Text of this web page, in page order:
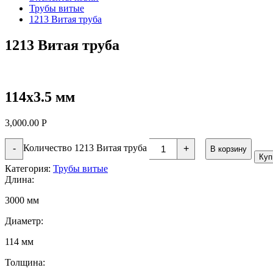
Трубы витые
1213 Витая труба
1213 Витая труба
114х3.5 мм
3,000.00 Р
- Количество 1213 Витая труба +
В корзину
Категория: Трубы витые
Длина:
3000 мм
Диаметр:
114 мм
Толщина: